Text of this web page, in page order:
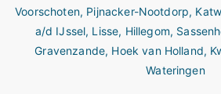
Voorschoten, Pijnacker-Nootdorp,
a/d IJssel, Lisse, Hillegom,
Gravenzande, Hoek van Holland,
Wateringen